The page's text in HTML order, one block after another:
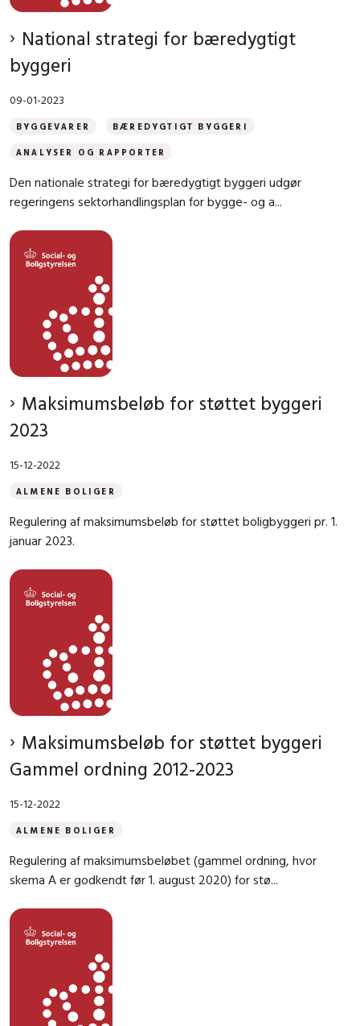
National strategi for bæredygtigt
byggeri
09-01-2023
BYGGEVARER BÆREDYGTIGT BYGGERI
ANALYSER OG RAPPORTER
Den nationale strategi for bæredygtigt byggeri udgør
regeringens sektorhandlingsplan for bygge- og a...
Maksimumsbeløb for støttet byggeri
2023
15-12-2022
ALMENE BOLIGER
Regulering af maksimumsbeløb for støttet boligbyggeri pr. 1.
januar 2023.
Maksimumsbeløb for støttet byggeri
Gammel ordning 2012-2023
15-12-2022
ALMENE BOLIGER
Regulering af maksimumsbeløbet (gammel ordning, hvor
skema A er godkendt før 1. august 2020) for stø...